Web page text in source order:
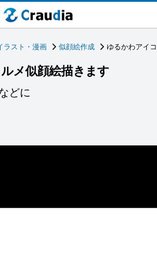
ラスト・漫画 似顔絵作成 ゆるかわアイ
メ似顔絵描きます
どに